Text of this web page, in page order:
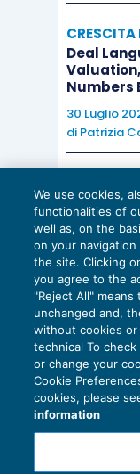
CRESCITA
Deal
Numbers
30 Luglio
di Patrizia
EU AI Act
27 Luglio
di Diego
We use cookies,
functionalities of
well as, on the
on your
the site. Clicking
you agree to the
"Reject All"
unchanged and,
without cookies
technical To
or change your
Cookie
cookies, please
information